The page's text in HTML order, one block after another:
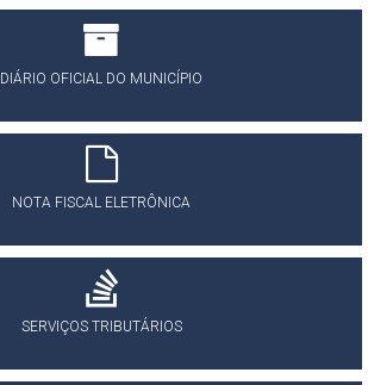
DIÁRIO OFICIAL DO MUNICÍPIO
NOTA FISCAL ELETRÔNICA
SERVIÇOS TRIBUTÁRIOS